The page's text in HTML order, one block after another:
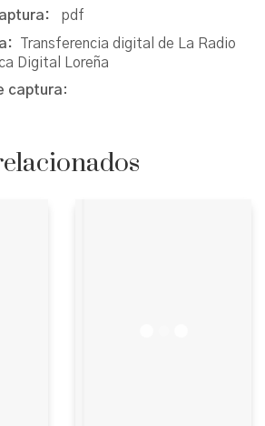
pdf
Transferencia digital de La Radio
Digital Loreña
captura: